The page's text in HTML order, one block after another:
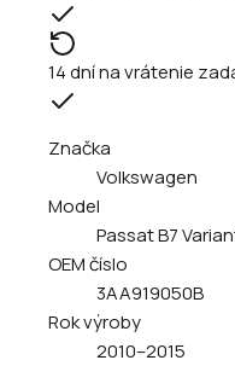
14 dní na vrátenie
Značka
Volkswagen
Model
Passat B7
OEM číslo
3AA919050B
Rok výroby
2010–2015